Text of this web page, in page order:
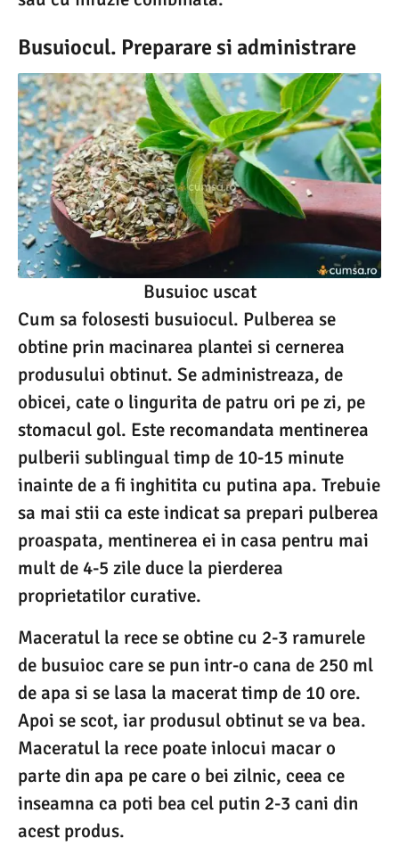
Busuiocul. Preparare si administrare
Busuioc uscat
Cum sa folosesti busuiocul. Pulberea se
obtine prin macinarea plantei si cernerea
produsului obtinut. Se administreaza, de
obicei, cate o lingurita de patru ori pe zi, pe
stomacul gol. Este recomandata mentinerea
pulberii sublingual timp de 10-15 minute
inainte de a fi inghitita cu putina apa. Trebuie
sa mai stii ca este indicat sa prepari pulberea
proaspata, mentinerea ei in casa pentru mai
mult de 4-5 zile duce la pierderea
proprietatilor curative.
Maceratul la rece se obtine cu 2-3 ramurele
de busuioc care se pun intr-o cana de 250 ml
de apa si se lasa la macerat timp de 10 ore.
Apoi se scot, iar produsul obtinut se va bea.
Maceratul la rece poate inlocui macar o
parte din apa pe care o bei zilnic, ceea ce
inseamna ca poti bea cel putin 2-3 cani din
acest produs.